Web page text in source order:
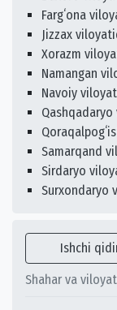
Fargʻona
Jizzax
Xorazm
Namangan
Navoiy
Samarqand
Sirdaryo
Surxondaryo
Ishchi
Shahar va